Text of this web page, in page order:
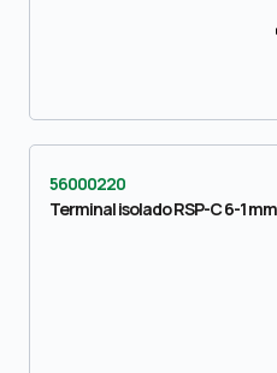
56000220
Terminal isolado RSP-C 6-1